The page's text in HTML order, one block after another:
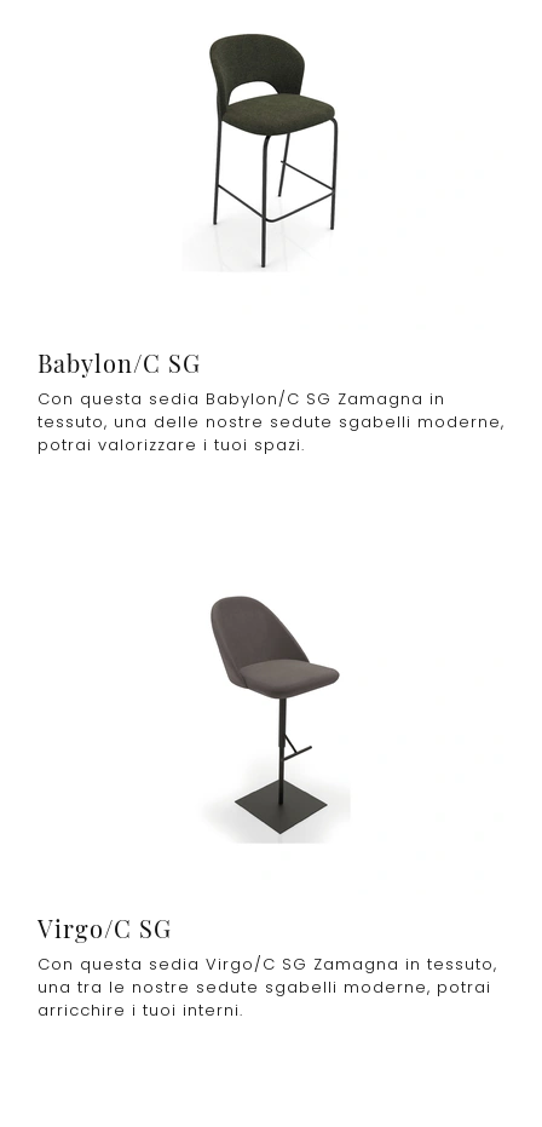
Babylon/C SG
Con questa sedia Babylon/C SG Zamagna in
tessuto, una delle nostre sedute sgabelli moderne,
potrai valorizzare i tuoi spazi.
Virgo/C SG
Con questa sedia Virgo/C SG Zamagna in tessuto,
una tra le nostre sedute sgabelli moderne, potrai
arricchire i tuoi interni.